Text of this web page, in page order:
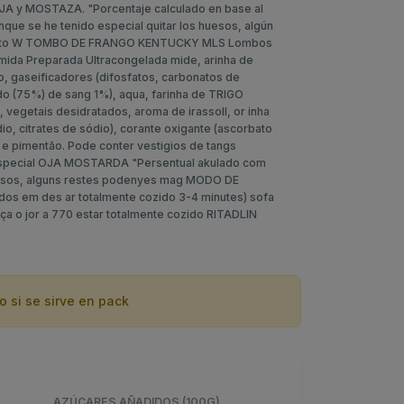
y MOSTAZA. "Porcentaje calculado en base al
se he tenido especial quitar los huesos, algún
TOMBO DE FRANGO KENTUCKY MLS Lombos
Preparada Ultracongelada mide, arinha de
gaseificadores (difosfatos, carbonatos de
(75%) de sang 1%), aqua, farinha de TRIGO
vegetais desidratados, aroma de irassoll, or inha
citrates de sódio), corante oxigante (ascorbato
pimentão. Pode conter vestigios de tangs
OJA MOSTARDA "Persentual akulado com
alguns restes podenyes mag MODO DE
em des ar totalmente cozido 3-4 minutes) sofa
o jor a 770 estar totalmente cozido RITADLIN
si se sirve en pack